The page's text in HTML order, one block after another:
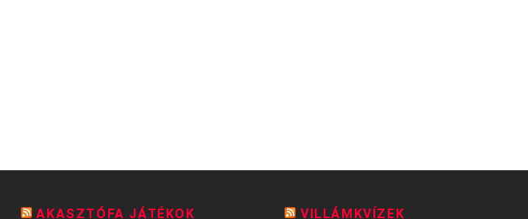
AKASZTÓFA JÁTÉKOK VILLÁMKVÍZEK